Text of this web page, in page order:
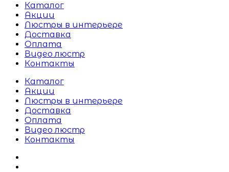
Каталог
Акции
Люстры в интерьере
Доставка
Оплата
Видео люстр
Контакты
Каталог
Акции
Люстры в интерьере
Доставка
Оплата
Видео люстр
Контакты